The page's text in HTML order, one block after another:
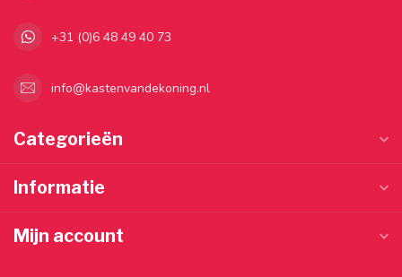
+31 (0)6 48 49 40 73
info@kastenvandekoning.nl
Categorieën
Informatie
Mijn account